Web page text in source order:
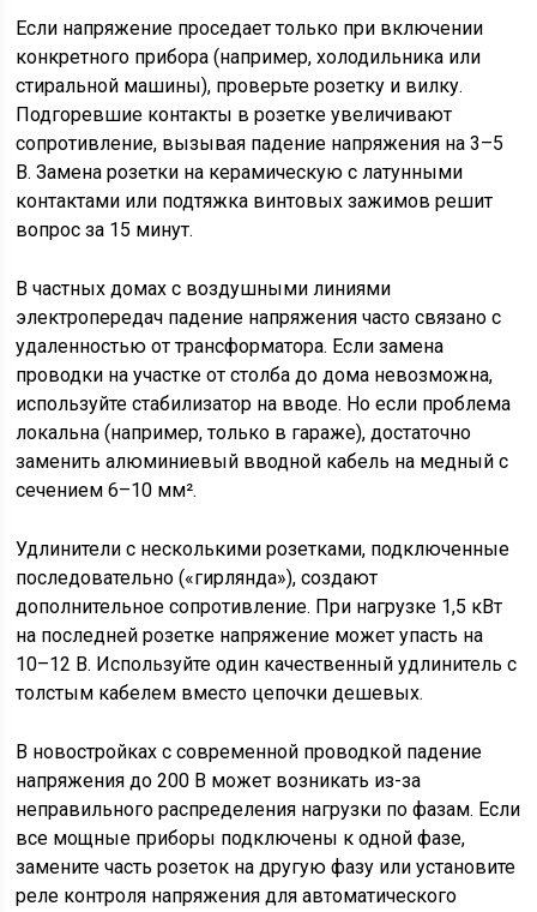
Если напряжение проседает только при включении
конкретного прибора (например, холодильника или
стиральной машины), проверьте розетку и вилку.
Подгоревшие контакты в розетке увеличивают
сопротивление, вызывая падение напряжения на 3–5
В. Замена розетки на керамическую с латунными
контактами или подтяжка винтовых зажимов решит
вопрос за 15 минут.
В частных домах с воздушными линиями
электропередач падение напряжения часто связано с
удаленностью от трансформатора. Если замена
проводки на участке от столба до дома невозможна,
используйте стабилизатор на вводе. Но если проблема
локальна (например, только в гараже), достаточно
заменить алюминиевый вводной кабель на медный с
сечением 6–10 мм².
Удлинители с несколькими розетками, подключенные
последовательно («гирлянда»), создают
дополнительное сопротивление. При нагрузке 1,5 кВт
на последней розетке напряжение может упасть на
10–12 В. Используйте один качественный удлинитель с
толстым кабелем вместо цепочки дешевых.
В новостройках с современной проводкой падение
напряжения до 200 В может возникать из-за
неправильного распределения нагрузки по фазам. Если
все мощные приборы подключены к одной фазе,
замените часть розеток на другую фазу или установите
реле контроля напряжения для автоматического